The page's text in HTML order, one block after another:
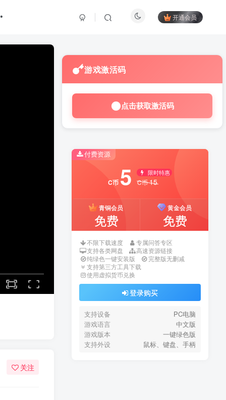
开通会员
关注
游戏激活码
点击获取激活码
付费资源
C币 5 限时特惠
C币15
青铜会员
免费
黄金会员
免费
不限下载速度
专属问答专区
支持各类网盘
高速资源链接
纯绿色一键安装版
完整版无删减
支持第三方工具下载
使用虚拟货币兑换
登录购买
支持设备
PC电脑
游戏语言
中文版
游戏版本
一键绿色版
支持外设
鼠标、键盘、手柄